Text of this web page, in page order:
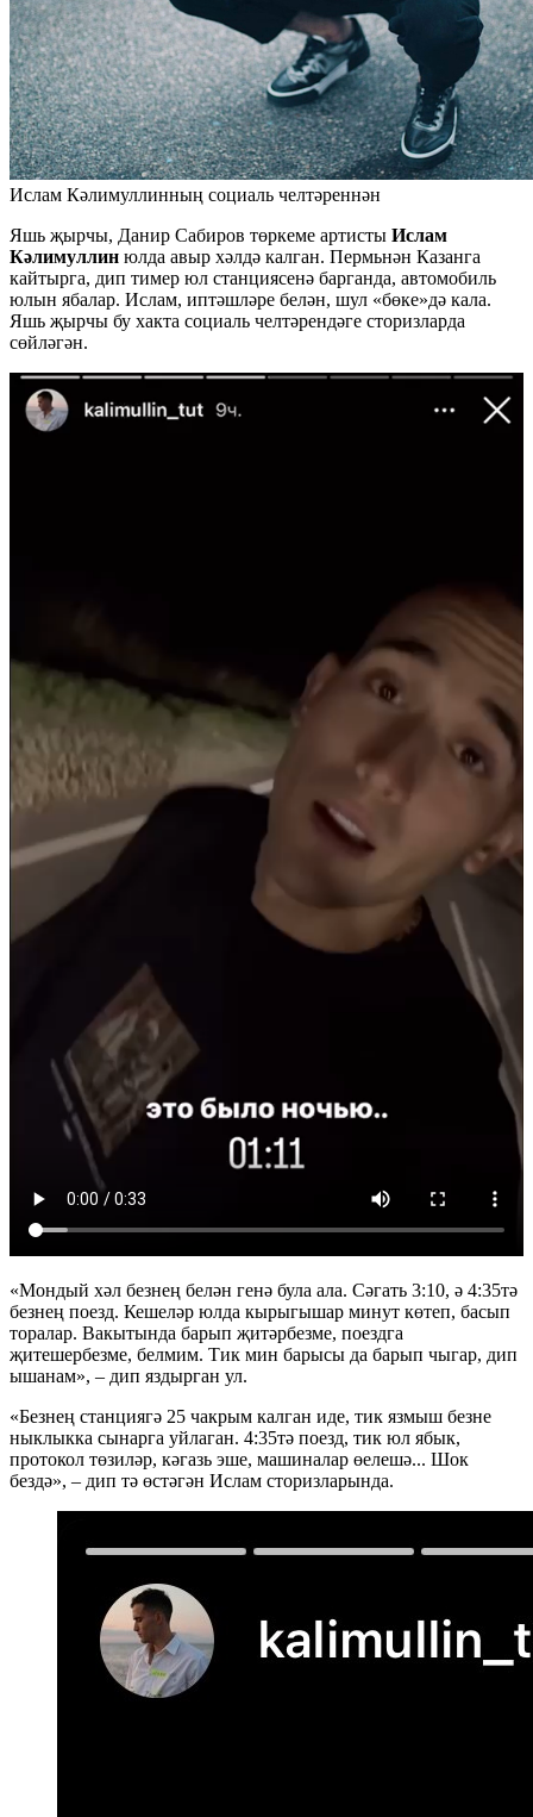
Ислам Кәлимуллинның социаль челтәреннән
Яшь җырчы, Данир Сабиров төркеме артисты Ислам
Кәлимуллин юлда авыр хәлдә калган. Пермьнән Казанга
кайтырга, дип тимер юл станциясенә барганда, автомобиль
юлын ябалар. Ислам, иптәшләре белән, шул «бөке»дә кала.
Яшь җырчы бу хакта социаль челтәрендәге сторизларда
сөйләгән.
«Мондый хәл безнең белән генә була ала. Сәгать 3:10, ә 4:35тә
безнең поезд. Кешеләр юлда кырыгышар минут көтеп, басып
торалар. Вакытында барып җитәрбезме, поездга
җитешербезме, белмим. Тик мин барысы да барып чыгар, дип
ышанам», – дип яздырган ул.
«Безнең станциягә 25 чакрым калган иде, тик язмыш безне
ныклыкка сынарга уйлаган. 4:35тә поезд, тик юл ябык,
протокол төзиләр, кәгазь эше, машиналар өелешә... Шок
бездә», – дип тә өстәгән Ислам сторизларында.